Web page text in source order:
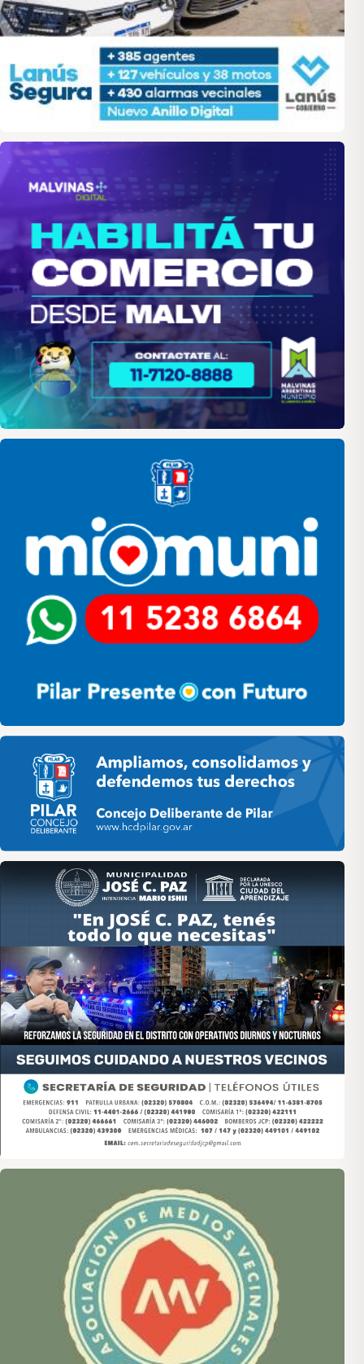
malvinas
Pilar
Pilar HCD
Asociación de Medios Vecinales